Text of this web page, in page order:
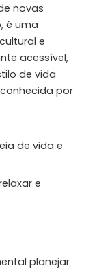
novas
é uma
e
acessível,
de vida
por
de vida e
e
planejar